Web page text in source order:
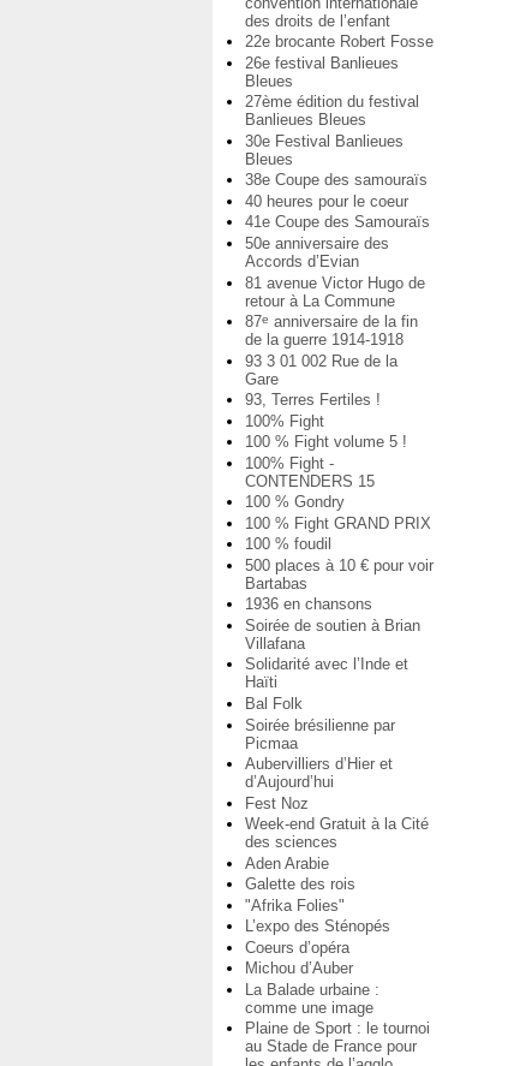
des droits de l’enfant
22e brocante Robert Fosse
26e festival Banlieues
Bleues
27ème édition du festival
Banlieues Bleues
30e Festival Banlieues
Bleues
38e Coupe des samouraïs
40 heures pour le coeur
41e Coupe des Samouraïs
50e anniversaire des
Accords d’Evian
81 avenue Victor Hugo de
retour à La Commune
87e anniversaire de la fin
de la guerre 1914-1918
93 3 01 002 Rue de la
Gare
93, Terres Fertiles !
100% Fight
100 % Fight volume 5 !
100% Fight -
CONTENDERS 15
100 % Gondry
100 % Fight GRAND PRIX
100 % foudil
500 places à 10 € pour voir
Bartabas
1936 en chansons
Soirée de soutien à Brian
Villafana
Solidarité avec l’Inde et
Haïti
Bal Folk
Soirée brésilienne par
Picmaa
Aubervilliers d’Hier et
d’Aujourd’hui
Fest Noz
Week-end Gratuit à la Cité
des sciences
Aden Arabie
Galette des rois
"Afrika Folies"
L’expo des Sténopés
Coeurs d’opéra
Michou d’Auber
La Balade urbaine :
comme une image
Plaine de Sport : le tournoi
au Stade de France pour